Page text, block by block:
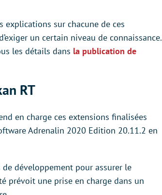
explications sur chacune de ces
un certain niveau de connaissance.
les détails dans la publication de
RT
en charge ces extensions finalisées
Adrenalin 2020 Edition 20.11.2 en
développement pour assurer le
prévoit une prise en charge dans un